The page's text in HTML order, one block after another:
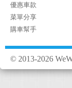
優惠車款
菜單分享
購車幫手
© 2013-2026